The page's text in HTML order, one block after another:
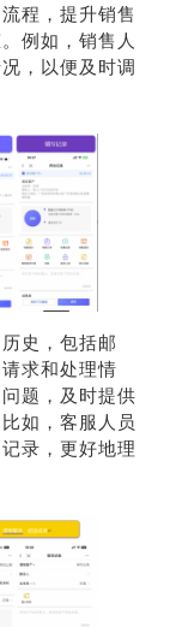
程，提升销售
例如，销售人
，以便及时调
史，包括邮
求和处理情
题，及时提供
如，客服人员
录，更好地理